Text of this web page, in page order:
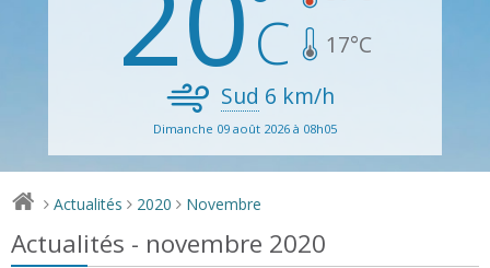
17°C
Sud 6 km/h
Dimanche 09 août 2026 à 08h05
> Actualités > 2020 > Novembre
Actualités - novembre 2020